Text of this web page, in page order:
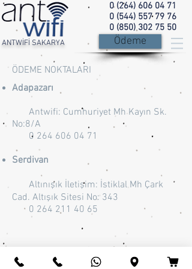
ANTWİFİ SAKARYA
0 (264) 606 04 71
0 (544) 557 79 76
0 (850) 302 75 50
Ödeme
ÖDEME NOKTALARI
Adapazarı
Antwifi: Cumhuriyet Mh Kayın Sk.
No:8/A
0 264 606 04 71
Serdivan
Altınışık İletişim: İstiklal Mh Çark
Cad. Altışık Sitesi No: 343
0 264 211 40 65
©2013 - 2026Bilişim&Telekom Hizmetleri